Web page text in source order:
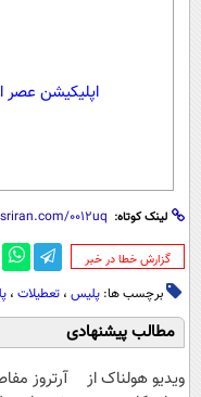
اپلیکیشن عصر
لینک کوتاه:
‌گزارش خطا در خبر
برچسب ها: پلیس ، تعطیلات ،
مطالب پیشنهادی
ویدیو هولناک از
آرتروز